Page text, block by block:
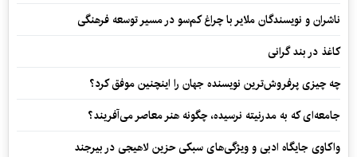
ناشران و نویسندگان ملایر با چراغ کم‌سو در مسیر توسعه فرهنگی
کاغذ در بند گرانی
چه چیزی پرفروش‌ترین نویسنده جهان را اینچنین موفق کرد؟
جامعه‌ای که به مدرنیته نرسیده، چگونه هنر معاصر می‌آفریند؟
واکاوی جایگاه ادبی و ویژگی‌های سبکی حزین لاهیجی در بیرجند